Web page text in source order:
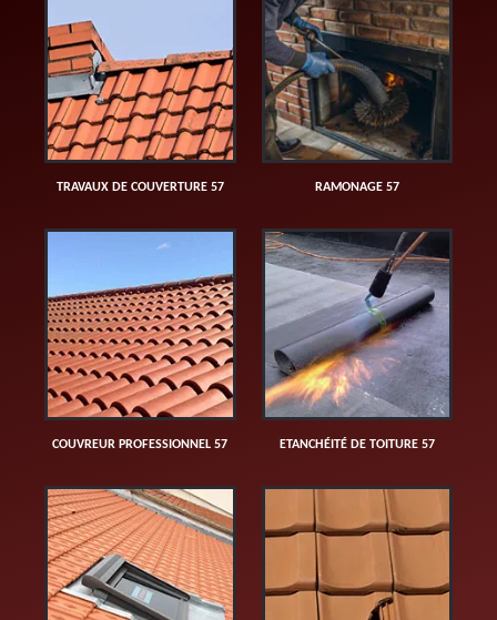
TRAVAUX DE COUVERTURE 57 RAMONAGE 57
COUVREUR PROFESSIONNEL 57 ETANCHÉITÉ DE TOITURE 57